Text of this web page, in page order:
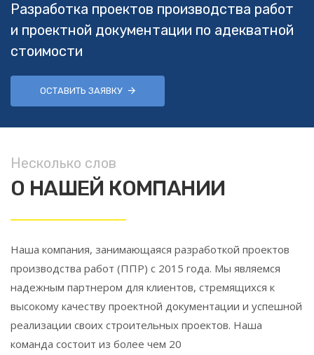
Разработка проектов производства работ
и проектной документации по адекватной
стоимости
ОСТАВИТЬ ЗАЯВКУ
Несколько слов
О НАШЕЙ КОМПАНИИ
Наша компания, занимающаяся разработкой проектов
производства работ (ППР) с 2015 года. Мы являемся
надежным партнером для клиентов, стремящихся к
высокому качеству проектной документации и успешной
реализации своих строительных проектов. Наша
команда состоит из более чем 20